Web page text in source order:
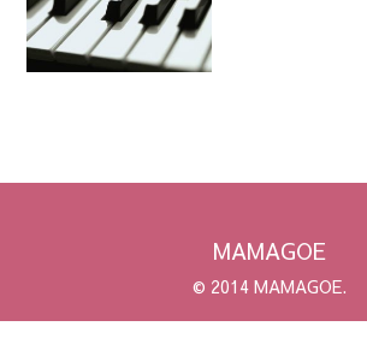
MAMAGOE
© 2014 MAMAGOE.